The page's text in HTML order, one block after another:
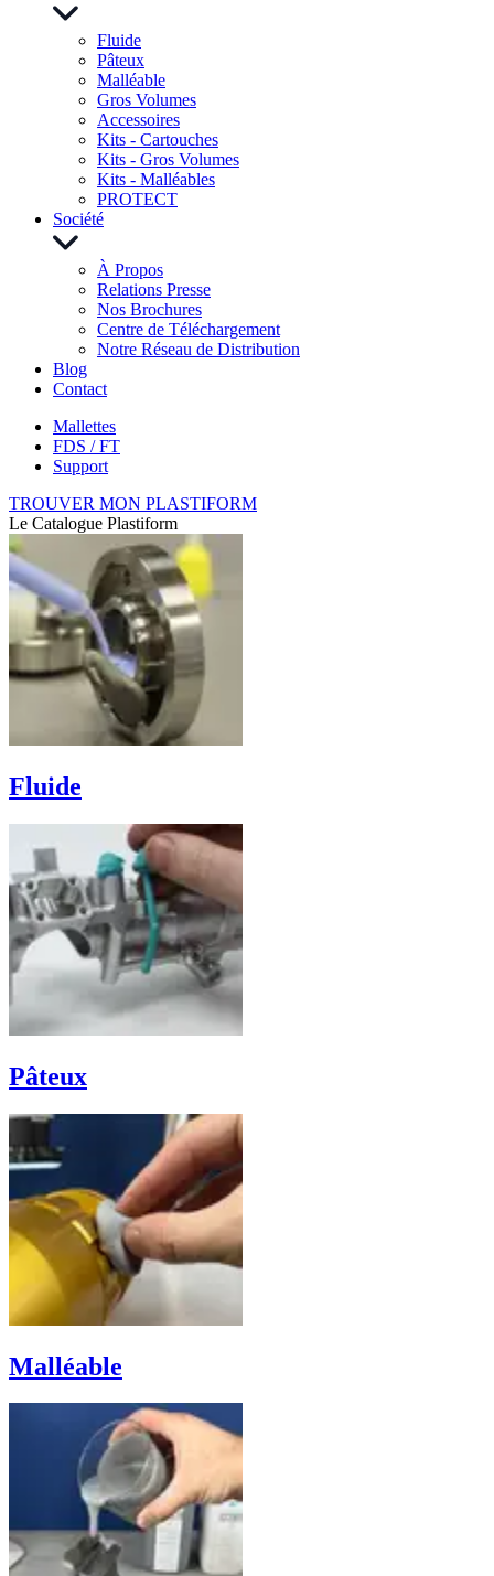
Fluide
Pâteux
Malléable
Gros Volumes
Accessoires
Kits - Cartouches
Kits - Gros Volumes
Kits - Malléables
PROTECT
Société
À Propos
Relations Presse
Nos Brochures
Centre de Téléchargement
Notre Réseau de Distribution
Blog
Contact
Mallettes
FDS / FT
Support
TROUVER MON PLASTIFORM
Le Catalogue Plastiform
Fluide
Pâteux
Malléable